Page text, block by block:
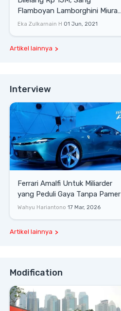
Flamboyan Lamborghini Miura
P400 S
Eka Zulkarnain H 01 Jun, 2021
Artikel lainnya
Interview
Ferrari Amalfi Untuk Miliarder
yang Peduli Gaya Tanpa Pamer
Wahyu Hariantono 17 Mar, 2026
Artikel lainnya
Modification